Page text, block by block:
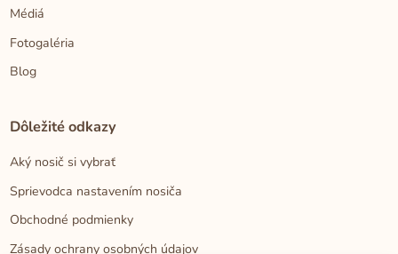
Médiá
Fotogaléria
Blog
Dôležité odkazy
Aký nosič si vybrať
Sprievodca nastavením nosiča
Obchodné podmienky
Zásady ochrany osobných údajov